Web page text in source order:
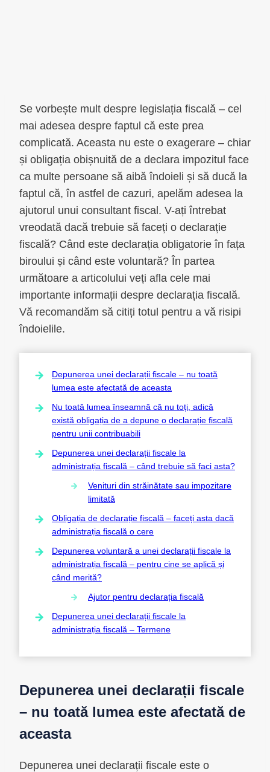
Se vorbește mult despre legislația fiscală – cel
mai adesea despre faptul că este prea
complicată. Aceasta nu este o exagerare – chiar
și obligația obișnuită de a declara impozitul face
ca multe persoane să aibă îndoieli și să ducă la
faptul că, în astfel de cazuri, apelăm adesea la
ajutorul unui consultant fiscal. V-ați întrebat
vreodată dacă trebuie să faceți o declarație
fiscală? Când este declarația obligatorie în fața
biroului și când este voluntară? În partea
următoare a articolului veți afla cele mai
importante informații despre declarația fiscală.
Vă recomandăm să citiți totul pentru a vă risipi
îndoielile.
Depunerea unei declarații fiscale – nu toată
lumea este afectată de aceasta
Nu toată lumea înseamnă că nu toți, adică
există obligația de a depune o declarație fiscală
pentru unii contribuabili
Depunerea unei declarații fiscale la
administrația fiscală – când trebuie să faci asta?
Venituri din străinătate sau impozitare
limitată
Obligația de declarație fiscală – faceți asta dacă
administrația fiscală o cere
Depunerea voluntară a unei declarații fiscale la
administrația fiscală – pentru cine se aplică și
când merită?
Ajutor pentru declarația fiscală
Depunerea unei declarații fiscale la
administrația fiscală – Termene
Depunerea unei declarații fiscale
– nu toată lumea este afectată de
aceasta
Depunerea unei declarații fiscale este o